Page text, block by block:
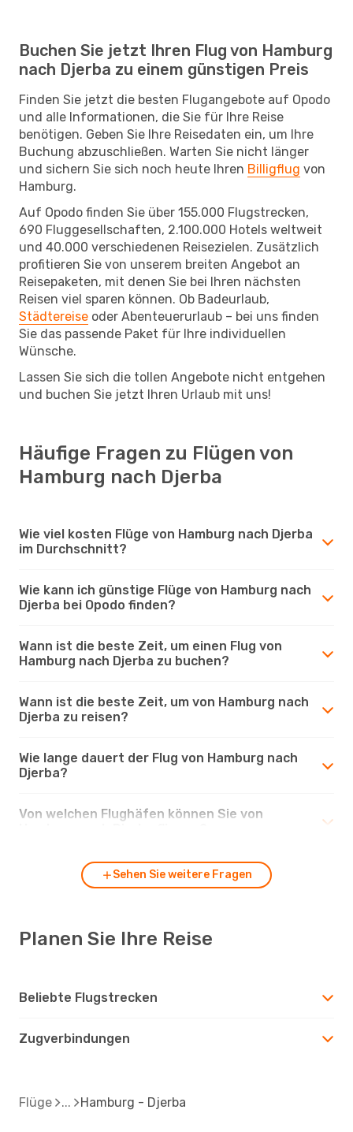
Buchen Sie jetzt Ihren Flug von Hamburg
nach Djerba zu einem günstigen Preis
Finden Sie jetzt die besten Flugangebote auf Opodo
und alle Informationen, die Sie für Ihre Reise
benötigen. Geben Sie Ihre Reisedaten ein, um Ihre
Buchung abzuschließen. Warten Sie nicht länger
und sichern Sie sich noch heute Ihren Billigflug von
Hamburg.
Auf Opodo finden Sie über 155.000 Flugstrecken,
690 Fluggesellschaften, 2.100.000 Hotels weltweit
und 40.000 verschiedenen Reisezielen. Zusätzlich
profitieren Sie von unserem breiten Angebot an
Reisepaketen, mit denen Sie bei Ihren nächsten
Reisen viel sparen können. Ob Badeurlaub,
Städtereise oder Abenteuerurlaub – bei uns finden
Sie das passende Paket für Ihre individuellen
Wünsche.
Lassen Sie sich die tollen Angebote nicht entgehen
und buchen Sie jetzt Ihren Urlaub mit uns!
Häufige Fragen zu Flügen von
Hamburg nach Djerba
Wie viel kosten Flüge von Hamburg nach Djerba
im Durchschnitt?
Wie kann ich günstige Flüge von Hamburg nach
Djerba bei Opodo finden?
Wann ist die beste Zeit, um einen Flug von
Hamburg nach Djerba zu buchen?
Wann ist die beste Zeit, um von Hamburg nach
Djerba zu reisen?
Wie lange dauert der Flug von Hamburg nach
Djerba?
Von welchen Flughäfen können Sie von
Sehen Sie weitere Fragen
Planen Sie Ihre Reise
Beliebte Flugstrecken
Zugverbindungen
Flüge Hamburg - Djerba